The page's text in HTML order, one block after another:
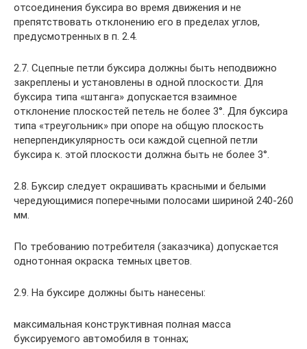
отсоединения буксира во время движения и не
препятствовать отклонению его в пределах углов,
предусмотренных в п. 2.4.
2.7. Сцепные петли буксира должны быть неподвижно
закреплены и установлены в одной плоскости. Для
буксира типа «штанга» допускается взаимное
отклонение плоскостей петель не более 3°. Для буксира
типа «треугольник» при опоре на общую плоскость
неперпендикулярность оси каждой сцепной петли
буксира к. этой плоскости должна быть не более 3°.
2.8. Буксир следует окрашивать красными и белыми
чередующимися поперечными полосами шириной 240-260
мм.
По требованию потребителя (заказчика) допускается
однотонная окраска темных цветов.
2.9. На буксире должны быть нанесены:
максимальная конструктивная полная масса
буксируемого автомобиля в тоннах;